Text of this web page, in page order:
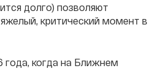
долго) позволяют
критический момент в
когда на Ближнем